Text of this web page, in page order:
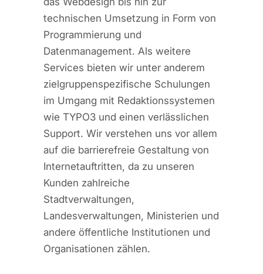
technischen Umsetzung in Form von
Programmierung und
Datenmanagement. Als weitere
Services bieten wir unter anderem
zielgruppenspezifische Schulungen
im Umgang mit Redaktionssystemen
wie TYPO3 und einen verlässlichen
Support. Wir verstehen uns vor allem
auf die barrierefreie Gestaltung von
Internetauftritten, da zu unseren
Kunden zahlreiche
Stadtverwaltungen,
Landesverwaltungen, Ministerien und
andere öffentliche Institutionen und
Organisationen zählen.